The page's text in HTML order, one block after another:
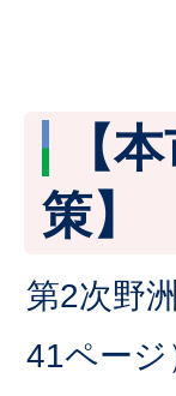
【
策】
第2次野
41ペー